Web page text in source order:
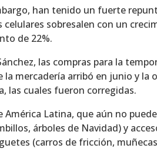
han tenido un fuerte
sobresalen con un
de 22%.
las compras para la
la mercadería arribó en junio y
las cuales fueron corregidas.
América Latina, que aún no
árboles de Navidad) y
(carros de fricción,